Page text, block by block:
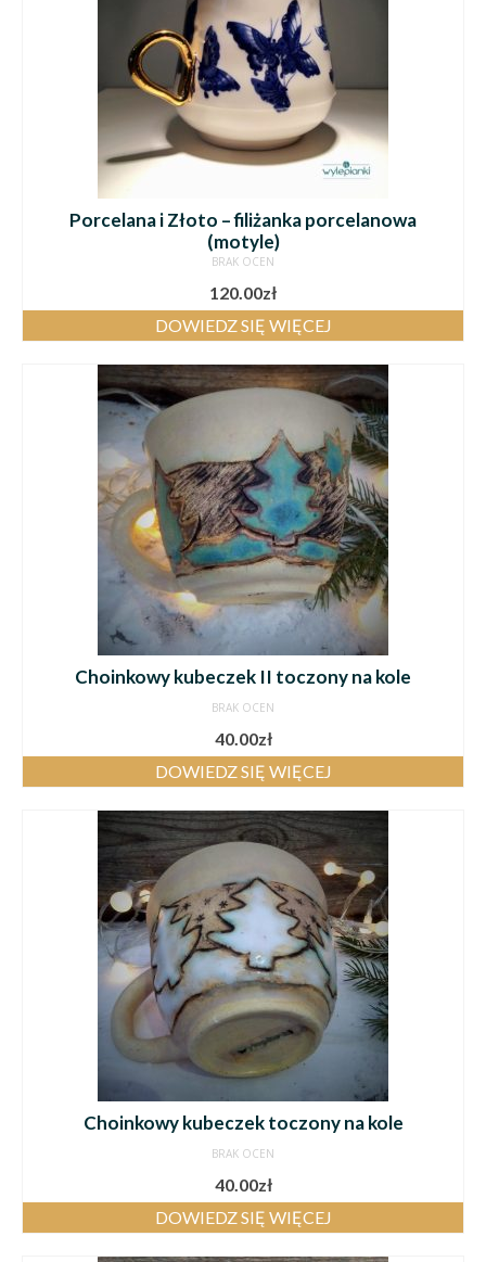
Porcelana i Złoto – filiżanka porcelanowa
(motyle)
BRAK OCEN
120.00zł
DOWIEDZ SIĘ WIĘCEJ
Choinkowy kubeczek II toczony na kole
BRAK OCEN
40.00zł
DOWIEDZ SIĘ WIĘCEJ
Choinkowy kubeczek toczony na kole
BRAK OCEN
40.00zł
DOWIEDZ SIĘ WIĘCEJ